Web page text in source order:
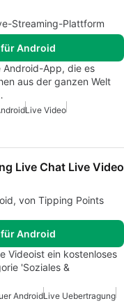
Streaming-Plattform
Android
Android-App, die es
aus der ganzen Welt
Live Video
Live Chat Live Video
von Tipping Points
Android
Videoist ein kostenloses
'Soziales &
AndroidLive Uebertragung